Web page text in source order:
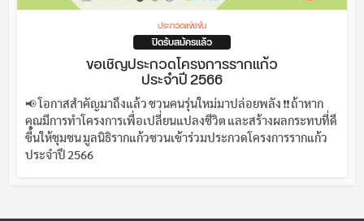
ประกวดแข่งขัน
ปิดรับสมัครแล้ว
ขอเชิญประกวดโครงการรากแก้ว
ประจำปี 2566
📢 โอกาสสำคัญมาถึงแล้ว ชวนคนรุ่นใหม่มาปล่อยพลัง ❗❗ ถ้าหาก
คุณมีการทำโครงการเพื่อเปลี่ยนแปลงชีวิต และสร้างผลกระทบที่ดี
ขี้นให้ชุมชน มูลนิธิรากแก้วชวนเข้าร่วมประกวดโครงการรากแก้ว
ประจำปี 2566